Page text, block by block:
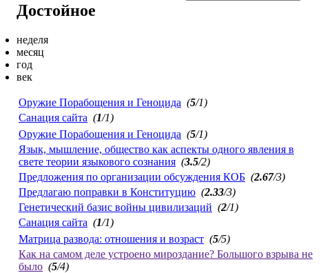
Достойное
неделя
месяц
год
век
Оружие Порабощения и Геноцида (5/1)
Санация сайта (1/1)
Оружие Порабощения и Геноцида (5/1)
Язык, мышление, общество как аспекты одного явления в
свете теории языкового сознания (3.5/2)
Предложения по организации обсуждения КОБ (2.67/3)
Предлагаю поправки в Конституцию (2.33/3)
Генетический базис войны цивилизаций (2/1)
Санация сайта (1/1)
Матрица развода: отношения и возраст (5/5)
Как на самом деле устроено мироздание? Большого взрыва не
было (5/4)